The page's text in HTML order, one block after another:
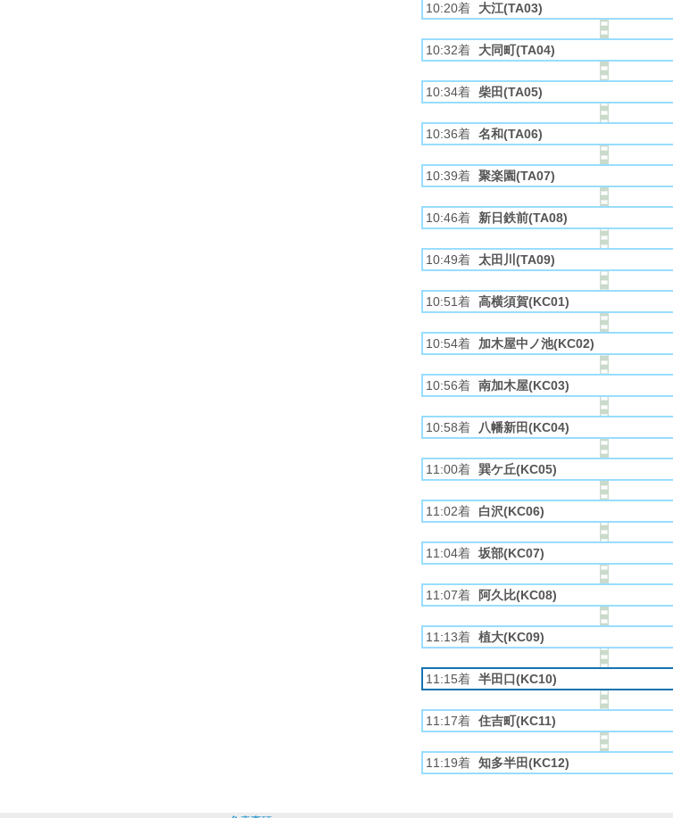
10:20着 大江(TA03)
10:32着 大同町(TA04)
10:34着 柴田(TA05)
10:36着 名和(TA06)
10:39着 聚楽園(TA07)
10:46着 新日鉄前(TA08)
10:49着 太田川(TA09)
10:51着 高横須賀(KC01)
10:54着 加木屋中ノ池(KC02)
10:56着 南加木屋(KC03)
10:58着 八幡新田(KC04)
11:00着 巽ケ丘(KC05)
11:02着 白沢(KC06)
11:04着 坂部(KC07)
11:07着 阿久比(KC08)
11:13着 植大(KC09)
11:15着 半田口(KC10)
11:17着 住吉町(KC11)
11:19着 知多半田(KC12)